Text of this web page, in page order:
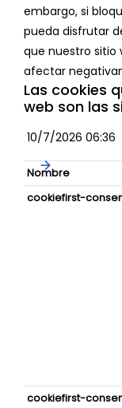
embargo, si
pueda disfrutar
que nuestro sitio
afectar
Las cookies
web son las
10/7/2026 06:36
Nombre
cookiefirst-
cookiefirst-